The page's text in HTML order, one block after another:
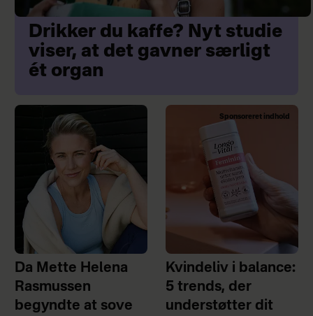
Drikker du kaffe? Nyt studie
viser, at det gavner særligt
ét organ
Da Mette Helena
Rasmussen
begyndte at sove
Sponsoreret indhold
Kvindeliv i balance:
5 trends, der
understøtter dit